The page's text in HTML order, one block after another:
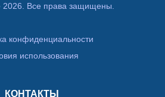
2026. Все права защищены.
конфиденциальности
использования
КОНТАКТЫ